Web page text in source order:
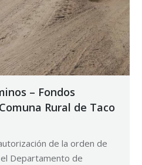
– Fondos
Rural de Taco
de la orden de
Departamento de